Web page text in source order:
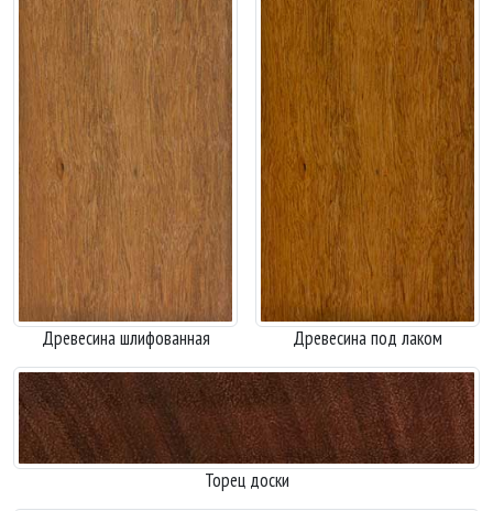
Древесина шлифованная Древесина под лаком
Торец доски